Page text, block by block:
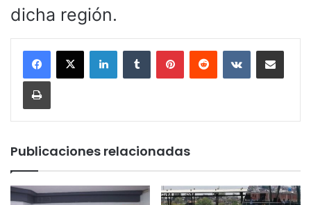
dicha región.
LinkedInTumblr PinterestReddit VKontakteCompartir por
Imprimir
Publicaciones relacionadas